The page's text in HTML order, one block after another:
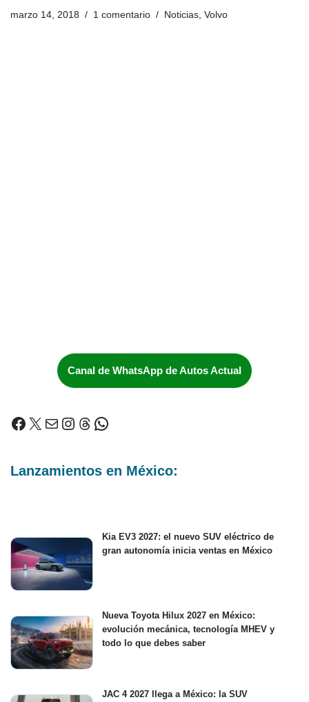
marzo 14, 2018 1 comentario Noticias, Volvo
Canal de WhatsApp de Autos Actual
Lanzamientos en México:
Kia EV3 2027: el nuevo SUV eléctrico de
gran autonomía inicia ventas en México
Nueva Toyota Hilux 2027 en México:
evolución mecánica, tecnología MHEV y
todo lo que debes saber
JAC 4 2027 llega a México: la SUV